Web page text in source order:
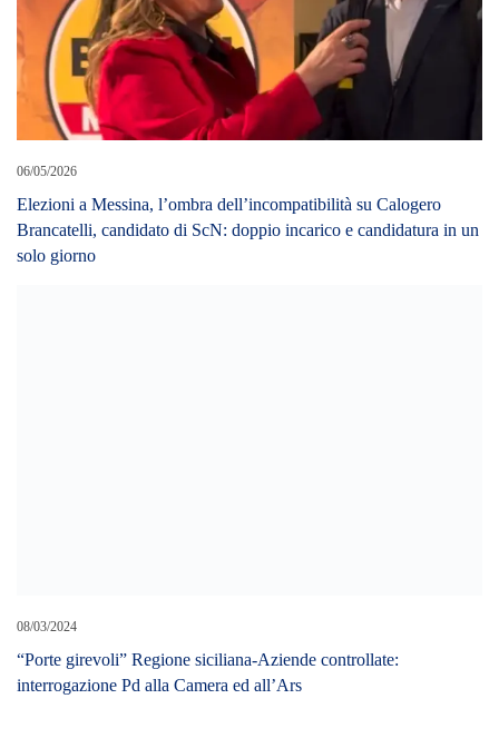
06/05/2026
Elezioni a Messina, l’ombra dell’incompatibilità su Calogero
Brancatelli, candidato di ScN: doppio incarico e candidatura in un
solo giorno
08/03/2024
“Porte girevoli” Regione siciliana-Aziende controllate:
interrogazione Pd alla Camera ed all’Ars